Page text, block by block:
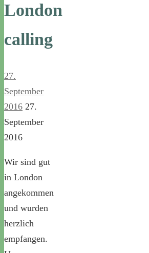
London
calling
27.
September
2016 27.
September
2016
Wir sind gut
in London
angekommen
und wurden
herzlich
empfangen.